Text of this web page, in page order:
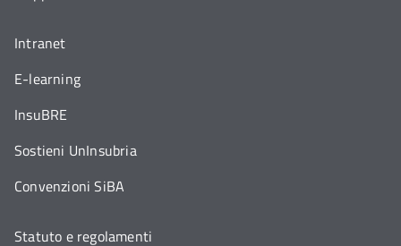
Intranet
E-learning
InsuBRE
Sostieni UnInsubria
Convenzioni SiBA
Statuto e regolamenti